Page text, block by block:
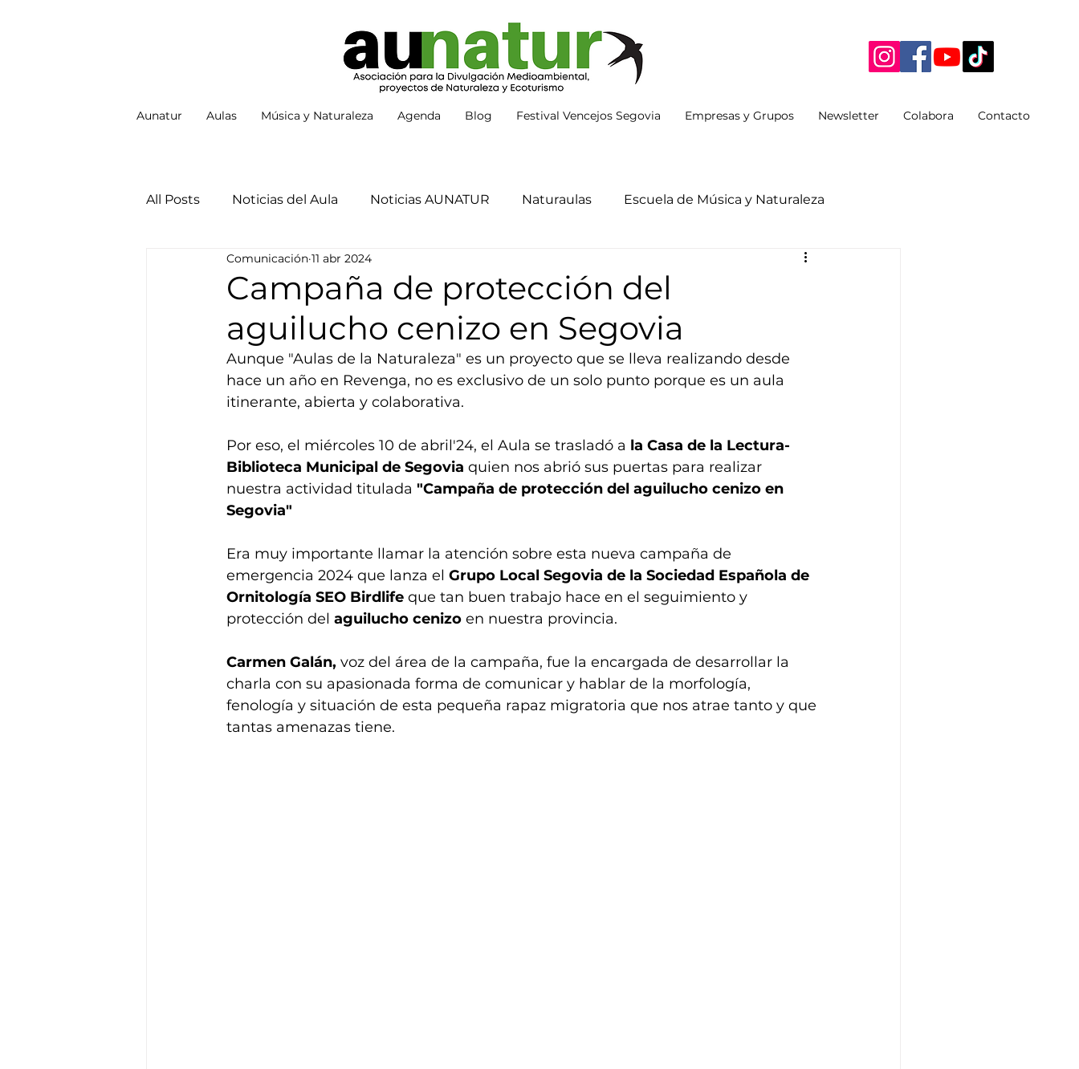
Aunatur Aulas Música y Naturaleza Agenda Blog Festival Vencejos Segovia Empresas y Grupos Newsletter Colabora Contacto
All Posts Noticias del Aula Noticias AUNATUR Naturaulas Escuela de Música y Naturaleza
Campaña de protección del
aguilucho cenizo en Segovia
Comunicación 11 abr 2024
Aunque "Aulas de la Naturaleza" es un proyecto que se lleva realizando desde
hace un año en Revenga, no es exclusivo de un solo punto porque es un aula
itinerante, abierta y colaborativa.
Por eso, el miércoles 10 de abril'24, el Aula se trasladó a la Casa de la Lectura-
Biblioteca Municipal de Segovia quien nos abrió sus puertas para realizar
nuestra actividad titulada "Campaña de protección del aguilucho cenizo en
Segovia"
Era muy importante llamar la atención sobre esta nueva campaña de
emergencia 2024 que lanza el Grupo Local Segovia de la Sociedad Española de
Ornitología SEO Birdlife que tan buen trabajo hace en el seguimiento y
protección del aguilucho cenizo en nuestra provincia.
Carmen Galán, voz del área de la campaña, fue la encargada de desarrollar la
charla con su apasionada forma de comunicar y hablar de la morfología,
fenología y situación de esta pequeña rapaz migratoria que nos atrae tanto y que
tantas amenazas tiene.